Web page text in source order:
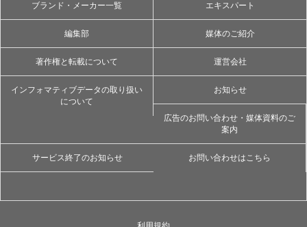
ブランド・メーカー一覧 エキスパート
編集部 媒体のご紹介
著作権と転載について 運営会社
インフォマティブデータの取り扱い
について
お知らせ
広告のお問い合わせ・媒体資料のご
案内
サービス終了のお知らせ お問い合わせはこちら